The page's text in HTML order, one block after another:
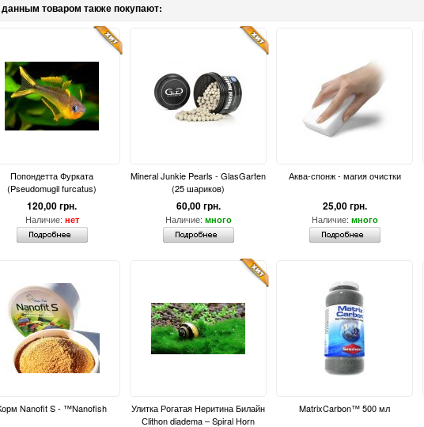
товаром также покупают:
Попондетта Фурката
(Pseudomugil furcatus)
120,00 грн.
Наличие: нет
Mineral Junkie Pearls - GlasGarten
(25 шариков)
60,00 грн.
Наличие: много
Аква-спонж - магия очистки
25,00 грн.
Наличие: много
Nanofit S - ™Nanofish
Улитка Рогатая Неритина Билайн
Сlithon diadema – Spiral Horn
MatrixCarbon™ 500 мл